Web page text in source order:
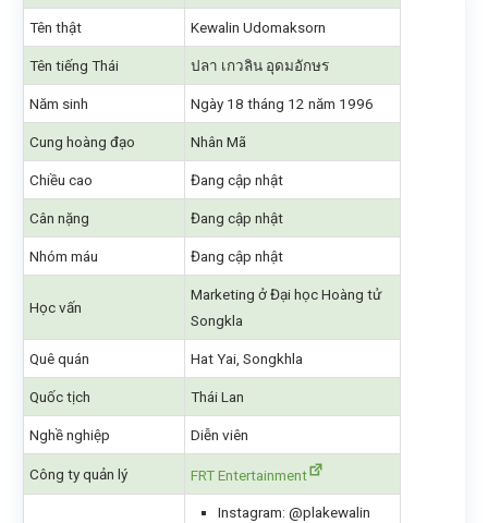
Tên thật Kewalin Udomaksorn
Tên tiếng Thái ปลา เกวลิน อุดมอักษร
Năm sinh Ngày 18 tháng 12 năm 1996
Cung hoàng đạo Nhân Mã
Chiều cao Đang cập nhật
Cân nặng Đang cập nhật
Nhóm máu Đang cập nhật
Học vấn
Marketing ở Đại học Hoàng tử
Songkla
Quê quán Hat Yai, Songkhla
Quốc tịch Thái Lan
Nghề nghiệp Diễn viên
Công ty quản lý FRT Entertainment
Instagram: @plakewalin